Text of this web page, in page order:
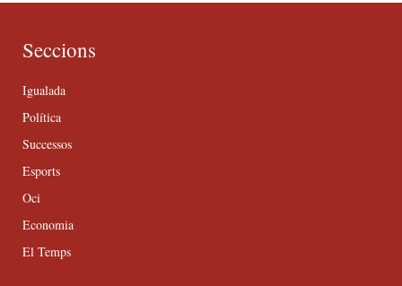
Seccions
Igualada
Política
Successos
Esports
Oci
Economia
El Temps